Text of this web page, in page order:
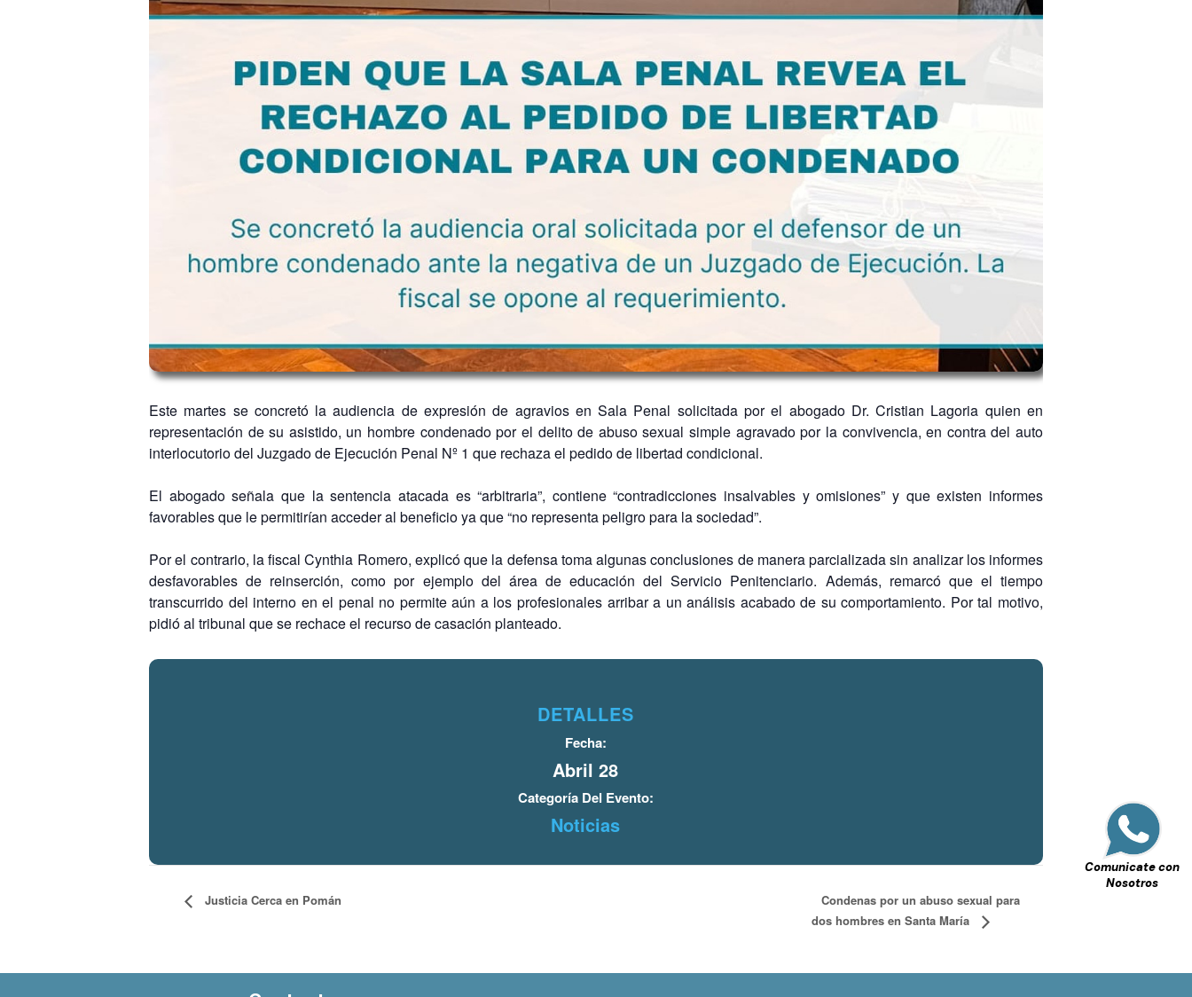
Comunicate con
Nosotros
Este martes se concretó la audiencia de expresión de agravios en Sala Penal solicitada por el abogado Dr. Cristian Lagoria quien en
representación de su asistido, un hombre condenado por el delito de abuso sexual simple agravado por la convivencia, en contra del auto
interlocutorio del Juzgado de Ejecución Penal Nº 1 que rechaza el pedido de libertad condicional.
El abogado señala que la sentencia atacada es “arbitraria”, contiene “contradicciones insalvables y omisiones” y que existen informes
favorables que le permitirían acceder al beneficio ya que “no representa peligro para la sociedad”.
Por el contrario, la fiscal Cynthia Romero, explicó que la defensa toma algunas conclusiones de manera parcializada sin analizar los informes
desfavorables de reinserción, como por ejemplo del área de educación del Servicio Penitenciario. Además, remarcó que el tiempo
transcurrido del interno en el penal no permite aún a los profesionales arribar a un análisis acabado de su comportamiento. Por tal motivo,
pidió al tribunal que se rechace el recurso de casación planteado.
DETALLES
Fecha:
Abril 28
Categoría Del Evento:
Noticias
Justicia Cerca en Pomán
Condenas por un abuso sexual para
dos hombres en Santa María